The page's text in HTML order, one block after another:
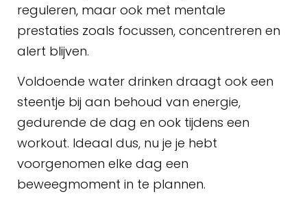
reguleren, maar ook met mentale
prestaties zoals focussen, concentreren en
alert blijven.
Voldoende water drinken draagt ook een
steentje bij aan behoud van energie,
gedurende de dag en ook tijdens een
workout. Ideaal dus, nu je je hebt
voorgenomen elke dag een
beweegmoment in te plannen.